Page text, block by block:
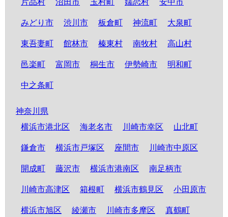
片品村 沼田市 玉村町 嬬恋村 安中市
みどり市 渋川市 板倉町 神流町 大泉町
東吾妻町 館林市 榛東村 南牧村 高山村
邑楽町 富岡市 桐生市 伊勢崎市 明和町
中之条町
神奈川県
横浜市港北区
海老名市 川崎市幸区 山北町
鎌倉市 横浜市戸塚区 座間市 川崎市中原区
開成町 藤沢市 横浜市港南区 南足柄市
川崎市高津区 箱根町 横浜市鶴見区 小田原市
横浜市旭区 綾瀬市 川崎市多摩区 真鶴町